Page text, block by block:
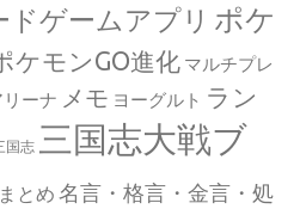
ドゲームアプリ ポケ
ケモンGO進化 マルチプレ
ーナ メモ ヨーグルト ラン
国志 三国志大戦ブ
とめ 名言・格言・金言・処